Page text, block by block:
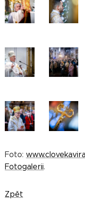
Foto:
Fotogalerii.
Zpět